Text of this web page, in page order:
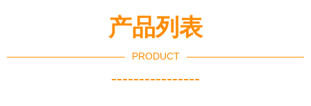
产品列表
PRODUCT
----------------